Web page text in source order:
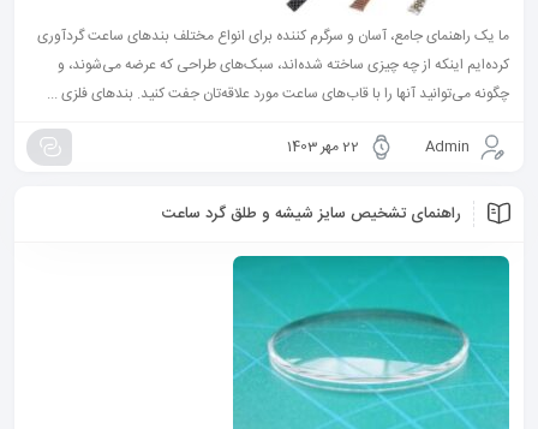
ما یک راهنمای جامع، آسان و سرگرم‌ کننده برای انواع مختلف بند‌های ساعت گردآوری
کرده‌ایم اینکه از چه چیزی ساخته شده‌اند، سبک‌های طراحی که عرضه می‌شوند، و
چگونه می‌توانید آنها را با قاب‌های ساعت مورد علاقه‌تان جفت کنید. بندهای فلزی ...
Admin 22 مهر 1403
راهنمای تشخیص سایز شیشه و طلق گرد ساعت